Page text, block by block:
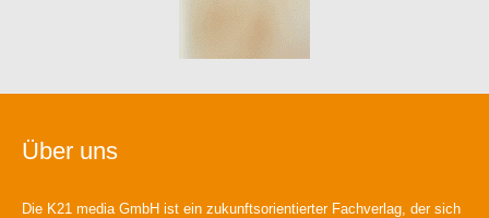
Über uns
Die K21 media GmbH ist ein zukunftsorientierter Fachverlag, der sich